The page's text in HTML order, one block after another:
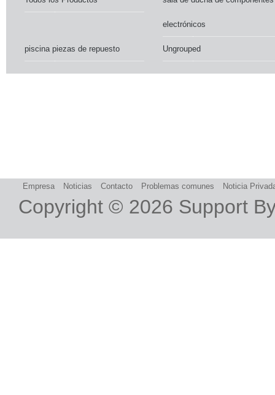
electrónicos
piscina piezas de repuesto Ungrouped
Empresa Noticias Contacto Problemas comunes Noticia
Copyright © 2026 Support